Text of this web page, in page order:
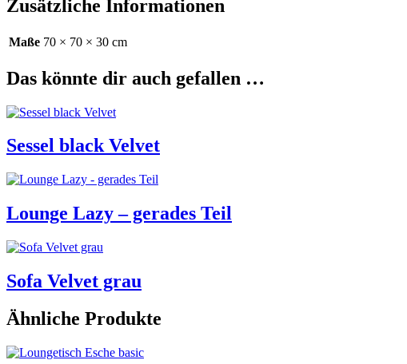
Zusätzliche Informationen
Maße 70 × 70 × 30 cm
Das könnte dir auch gefallen …
Sessel black Velvet
Lounge Lazy – gerades Teil
Sofa Velvet grau
Ähnliche Produkte